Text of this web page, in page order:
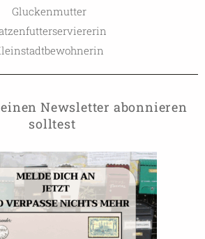
Gluckenmutter
Newsletter abonnieren
solltest